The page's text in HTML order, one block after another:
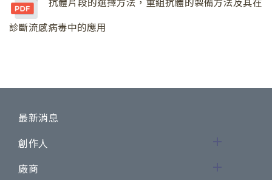
診斷流感病毒中的應用
最新消息
創作人
廠商